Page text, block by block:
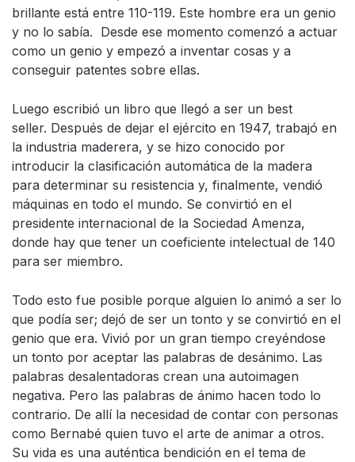
brillante está entre 110-119. Este hombre era un genio
y no lo sabía. Desde ese momento comenzó a actuar
como un genio y empezó a inventar cosas y a
conseguir patentes sobre ellas.
Luego escribió un libro que llegó a ser un best
seller. Después de dejar el ejército en 1947, trabajó en
la industria maderera, y se hizo conocido por
introducir la clasificación automática de la madera
para determinar su resistencia y, finalmente, vendió
máquinas en todo el mundo. Se convirtió en el
presidente internacional de la Sociedad Amenza,
donde hay que tener un coeficiente intelectual de 140
para ser miembro.
Todo esto fue posible porque alguien lo animó a ser lo
que podía ser; dejó de ser un tonto y se convirtió en el
genio que era. Vivió por un gran tiempo creyéndose
un tonto por aceptar las palabras de desánimo. Las
palabras desalentadoras crean una autoimagen
negativa. Pero las palabras de ánimo hacen todo lo
contrario. De allí la necesidad de contar con personas
como Bernabé quien tuvo el arte de animar a otros.
Su vida es una auténtica bendición en el tema de